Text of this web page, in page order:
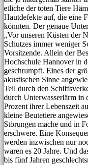
etliche der toten Tiere
Hautdefekte auf, die eine
könnten. Der genaue
„Vor unseren Küsten der
Schutzes immer weniger
Vorsitzende. Allein der
Hochschule Hannover in
geschrumpft. Eines der
akustischen Sinne
Teil durch den
durch Unterwasserlärm in
Prozent ihrer Lebenszeit
kleine Beutetiere
Störungen mache und in
erschwere. Eine
werden inzwischen nur
waren es 20 Jahre. Und
bis fünf Jahren